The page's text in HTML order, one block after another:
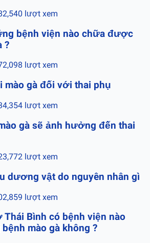
lượt xem
bệnh viện nào chữa được
?
lượt xem
mào gà đối với thai phụ
lượt xem
gà sẽ ảnh hưởng đến thai
lượt xem
dương vật do nguyên nhân gì
lượt xem
Bình có bệnh viện nào
mào gà không ?